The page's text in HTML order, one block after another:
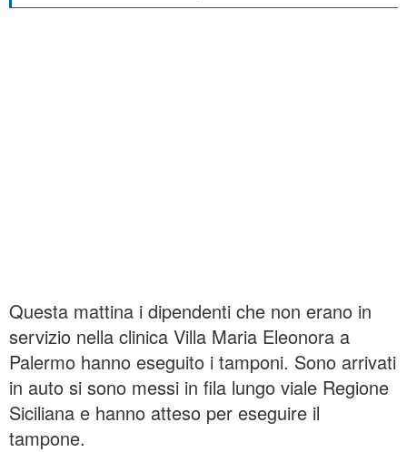
Questa mattina i dipendenti che non erano in
servizio nella clinica Villa Maria Eleonora a
Palermo hanno eseguito i tamponi. Sono arrivati
in auto si sono messi in fila lungo viale Regione
Siciliana e hanno atteso per eseguire il
tampone.